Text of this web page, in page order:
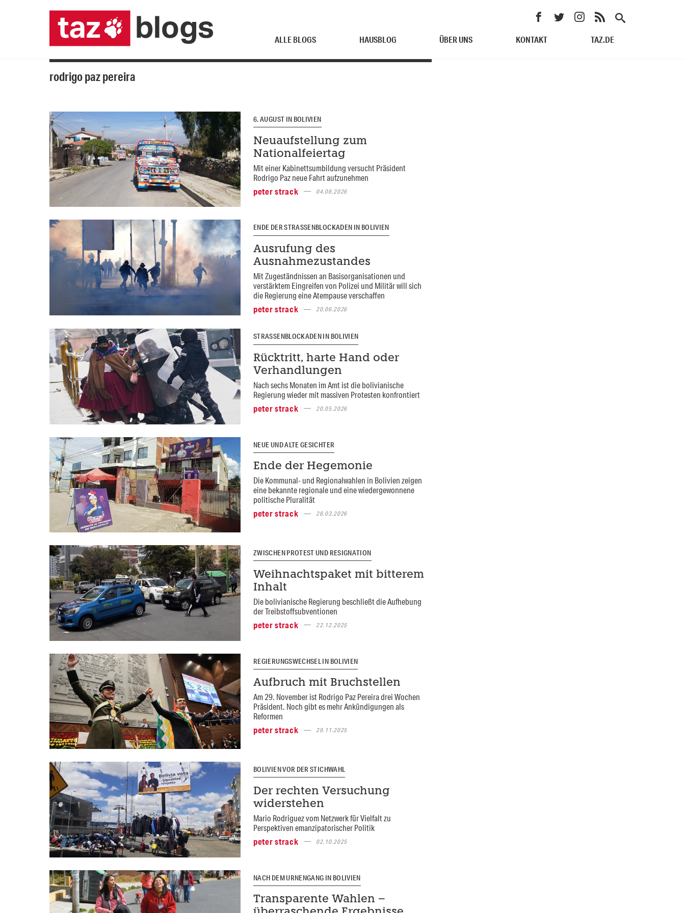
ALLE BLOGS HAUSBLOG ÜBER UNS KONTAKT TAZ.DE
rodrigo paz pereira
6. AUGUST IN BOLIVIEN
Neuaufstellung zum
Nationalfeiertag
Mit einer Kabinettsumbildung versucht Präsident
Rodrigo Paz neue Fahrt aufzunehmen
peter strack
04.08.2026
ENDE DER STRASSENBLOCKADEN IN BOLIVIEN
Ausrufung des
Ausnahmezustandes
Mit Zugeständnissen an Basisorganisationen und
verstärktem Eingreifen von Polizei und Militär will sich
die Regierung eine Atempause verschaffen
peter strack
20.06.2026
STRASSENBLOCKADEN IN BOLIVIEN
Rücktritt, harte Hand oder
Verhandlungen
Nach sechs Monaten im Amt ist die bolivianische
Regierung wieder mit massiven Protesten konfrontiert
peter strack
20.05.2026
NEUE UND ALTE GESICHTER
Ende der Hegemonie
Die Kommunal- und Regionalwahlen in Bolivien zeigen
eine bekannte regionale und eine wiedergewonnene
politische Pluralität
peter strack
28.03.2026
ZWISCHEN PROTEST UND RESIGNATION
Weihnachtspaket mit bitterem
Inhalt
Die bolivianische Regierung beschließt die Aufhebung
der Treibstoffsubventionen
peter strack
22.12.2025
REGIERUNGSWECHSEL IN BOLIVIEN
Aufbruch mit Bruchstellen
Am 29. November ist Rodrigo Paz Pereira drei Wochen
Präsident. Noch gibt es mehr Ankündigungen als
Reformen
peter strack
29.11.2025
BOLIVIEN VOR DER STICHWAHL
Der rechten Versuchung
widerstehen
Mario Rodriguez vom Netzwerk für Vielfalt zu
Perspektiven emanzipatorischer Politik
peter strack
02.10.2025
NACH DEM URNENGANG IN BOLIVIEN
Transparente Wahlen –